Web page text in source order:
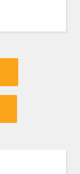
Articolo
Articolo